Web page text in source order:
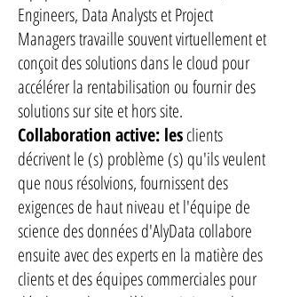
Engineers, Data Analysts et Project
Managers travaille souvent virtuellement et
conçoit des solutions dans le cloud pour
accélérer la rentabilisation ou fournir des
solutions sur site et hors site.
Collaboration active: lesclients
décrivent le (s) problème (s) qu'ils veulent
que nous résolvions, fournissent des
exigences de haut niveau et l'équipe de
science des données d'AlyData collabore
ensuite avec des experts en la matière des
clients et des équipes commerciales pour